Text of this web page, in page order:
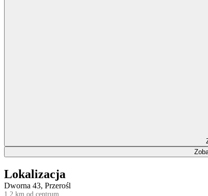
Lokalizacja
Dworna 43, Przerośl
1,2 km od centrum